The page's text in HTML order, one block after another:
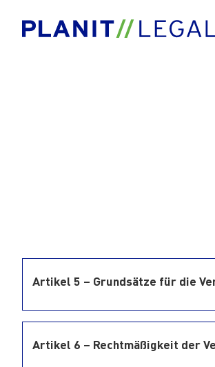
Artikel 5 – Grundsätze für die
Artikel 6 – Rechtmäßigkeit der